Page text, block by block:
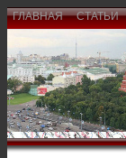
ГЛАВНАЯ СТАТЬИ